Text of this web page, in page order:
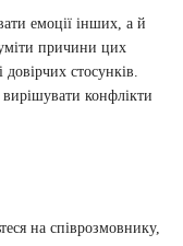
емоції інших, а й
причини цих
стосунків.
конфлікти
на співрозмовнику,